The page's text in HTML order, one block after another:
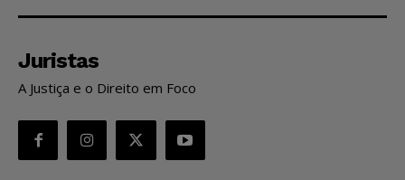
Juristas
A Justiça e o Direito em Foco